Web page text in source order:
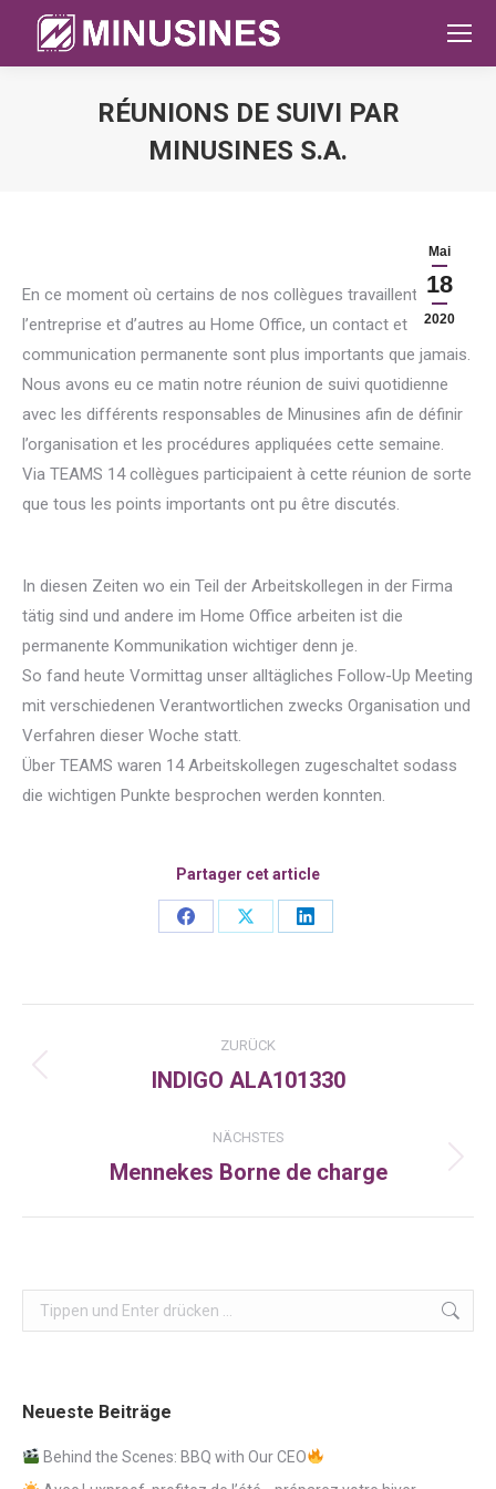
RÉUNIONS DE SUIVI PAR
MINUSINES S.A.
Mai
18
2020
En ce moment où certains de nos collègues travaillent dans
l’entreprise et d’autres au Home Office, un contact et
communication permanente sont plus importants que jamais.
Nous avons eu ce matin notre réunion de suivi quotidienne
avec les différents responsables de Minusines afin de définir
l’organisation et les procédures appliquées cette semaine.
Via TEAMS 14 collègues participaient à cette réunion de sorte
que tous les points importants ont pu être discutés.
In diesen Zeiten wo ein Teil der Arbeitskollegen in der Firma
tätig sind und andere im Home Office arbeiten ist die
permanente Kommunikation wichtiger denn je.
So fand heute Vormittag unser alltägliches Follow-Up Meeting
mit verschiedenen Verantwortlichen zwecks Organisation und
Verfahren dieser Woche statt.
Über TEAMS waren 14 Arbeitskollegen zugeschaltet sodass
die wichtigen Punkte besprochen werden konnten.
Partager cet article
Share
Share
Share
Kommentarnavigation
ZURÜCK
Vorheriger
INDIGO ALA101330
NÄCHSTES
Nächster
Mennekes Borne de charge
Search:
Neueste Beiträge
Behind the Scenes: BBQ with Our CEO